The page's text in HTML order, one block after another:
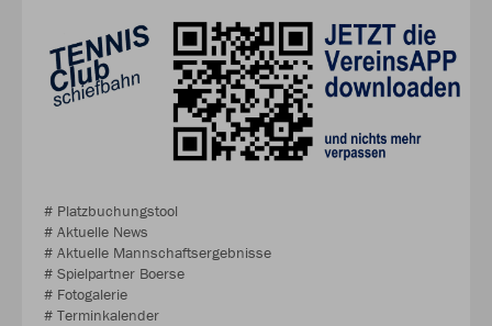
# Platzbuchungstool
# Aktuelle News
# Aktuelle Mannschaftsergebnisse
# Spielpartner Boerse
# Fotogalerie
# Terminkalender